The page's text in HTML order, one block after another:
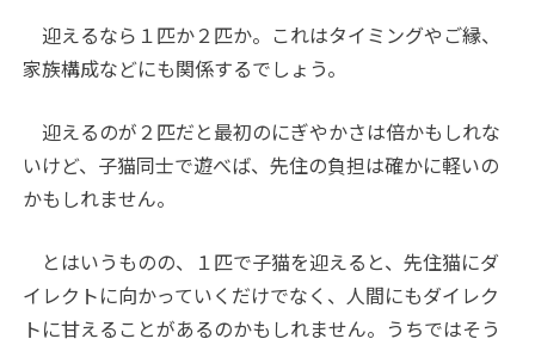
迎えるなら１匹か２匹か。これはタイミングやご縁、
家族構成などにも関係するでしょう。
迎えるのが２匹だと最初のにぎやかさは倍かもしれな
いけど、子猫同士で遊べば、先住の負担は確かに軽いの
かもしれません。
とはいうものの、１匹で子猫を迎えると、先住猫にダ
イレクトに向かっていくだけでなく、人間にもダイレク
トに甘えることがあるのかもしれません。うちではそう